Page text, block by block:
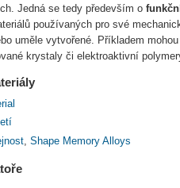
Jedná se tedy především o
používaných pro své
uměle vytvořené. Příkladem
krystaly či elektroaktivní
, Shape Memory Alloys